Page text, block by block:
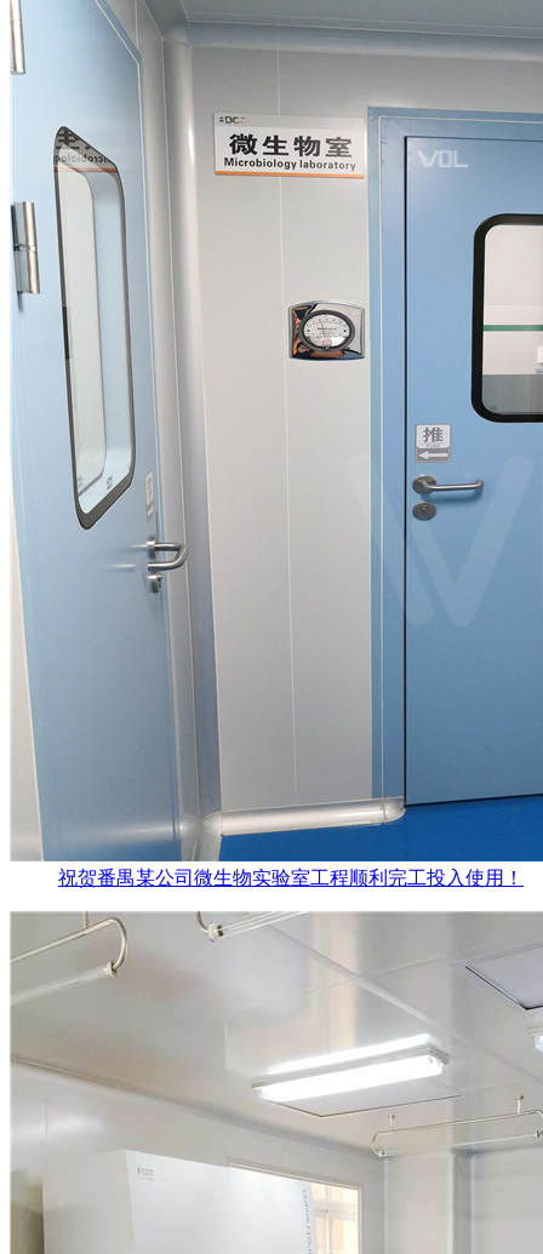
祝贺番禺某公司微生物实验室工程顺利完工投入使用！